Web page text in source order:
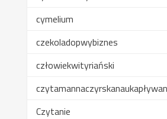
cymelium
czekoladopwybiznes
człowiekwityriański
Czytanie